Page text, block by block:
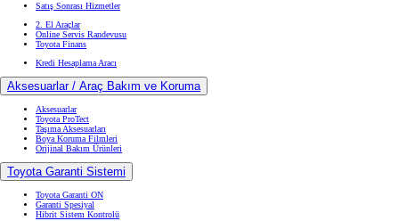
Satış Sonrası Hizmetler
2. El Araçlar
Online Servis Randevusu
Toyota Finans
Kredi Hesaplama Aracı
Aksesuarlar / Araç Bakım ve Koruma
Aksesuarlar
Toyota ProTect
Taşıma Aksesuarları
Boya Koruma Filmleri
Orijinal Bakım Ürünleri
Toyota Garanti Sistemi
Toyota Garanti ON
Garanti Spesiyal
Hibrit Sistem Kontrolü